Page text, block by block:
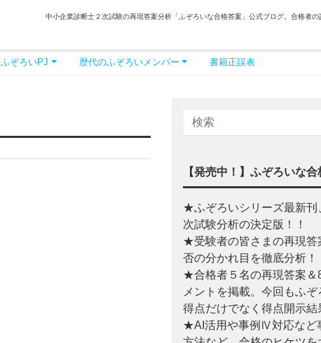
中小企業診断士２次試験の再現答案分析「ふぞろいな合格答案」公式ブログ。合格者の
ふぞろいPJ 歴代のふぞろいメンバー 書籍正誤表
【発売中！】ふぞろいな
★ふぞろいシリーズ最新刊
次試験分析の決定版！！
★受験者の皆さまの再現答
否の分かれ目を徹底分析！
★合格者５名の再現答案＆
メントを掲載。今回もふ
得点だけでなく得点開示結
★AI活用や事例Ⅳ対応など